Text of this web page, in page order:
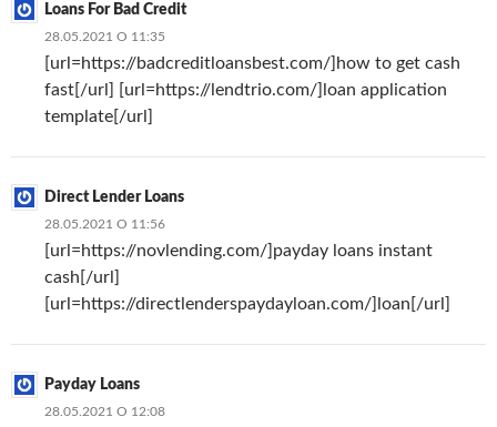
Loans For Bad Credit
28.05.2021 О 11:35
[url=https://badcreditloansbest.com/]how to get cash
fast[/url] [url=https://lendtrio.com/]loan application
template[/url]
Direct Lender Loans
28.05.2021 О 11:56
[url=https://novlending.com/]payday loans instant
cash[/url]
[url=https://directlenderspaydayloan.com/]loan[/url]
Payday Loans
28.05.2021 О 12:08